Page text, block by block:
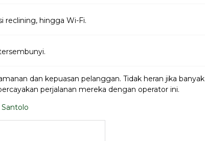
reclining, hingga Wi-Fi.
dan kepuasan pelanggan. Tidak heran jika banyak
perjalanan mereka dengan operator ini.